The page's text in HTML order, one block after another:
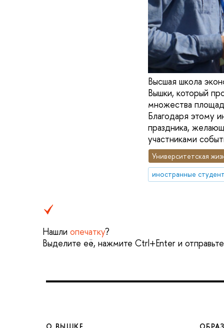
Высшая школа
Вышки, который
множества
Благодаря этому
праздника,
участниками
Университетская
иностранные
Нашли опечатку?
Выделите её, нажмите Ctrl+Enter и
О ВЫШКЕ